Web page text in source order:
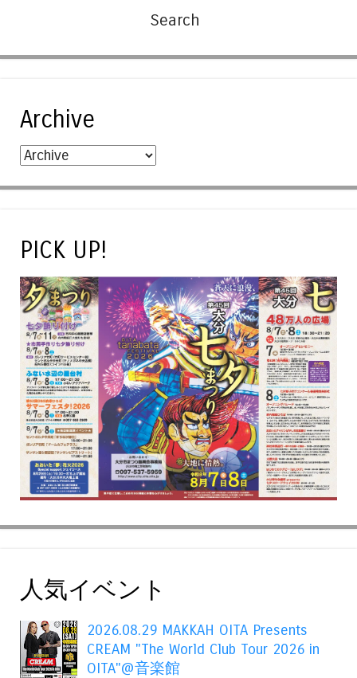
Archive
PICK UP!
人気イベント
2026.08.29 MAKKAH OITA Presents
CREAM "The World Club Tour 2026 in
OITA"@音楽館